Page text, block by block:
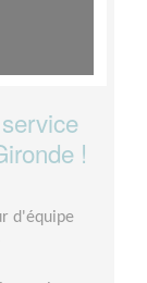
!
d'équipe